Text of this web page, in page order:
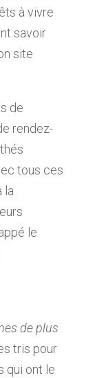
à vivre
savoir
site
de
rendez-
tous ces
la
le
de plus
tris pour
qui ont le